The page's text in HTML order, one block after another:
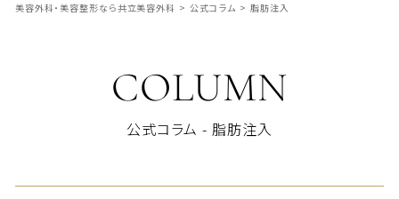
美容外科・美容整形なら共立美容外科 > 公式コラム > 脂肪注入
COLUMN
公式コラム - 脂肪注入